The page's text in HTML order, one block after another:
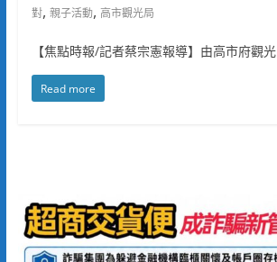
對, 親子活動, 高市觀光局
【焦點時報/記者蔡宗憲報導】由高市府觀光
Read more